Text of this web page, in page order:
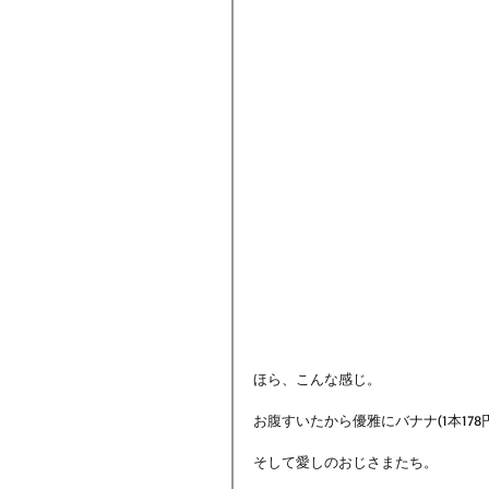
ほら、こんな感じ。
お腹すいたから優雅にバナナ(1本178
そして愛しのおじさまたち。